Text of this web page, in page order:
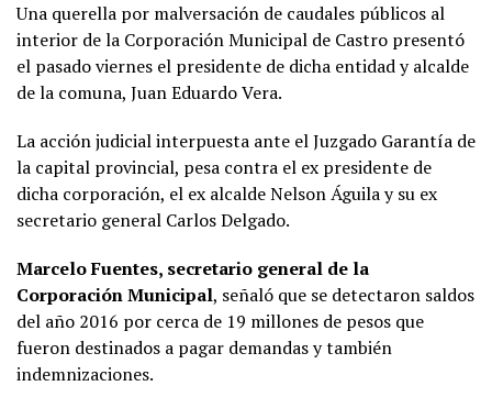
Una querella por malversación de caudales públicos al
interior de la Corporación Municipal de Castro presentó
el pasado viernes el presidente de dicha entidad y alcalde
de la comuna, Juan Eduardo Vera.
La acción judicial interpuesta ante el Juzgado Garantía de
la capital provincial, pesa contra el ex presidente de
dicha corporación, el ex alcalde Nelson Águila y su ex
secretario general Carlos Delgado.
Marcelo Fuentes, secretario general de la
Corporación Municipal, señaló que se detectaron saldos
del año 2016 por cerca de 19 millones de pesos que
fueron destinados a pagar demandas y también
indemnizaciones.